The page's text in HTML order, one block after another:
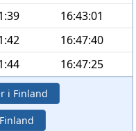
16:43:01
16:47:40
16:47:25
i Finland